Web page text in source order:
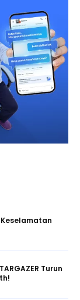
Keselamatan
Turun